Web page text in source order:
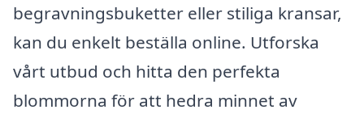
begravningsbuketter eller stiliga kransar,
kan du enkelt beställa online. Utforska
vårt utbud och hitta den perfekta
blommorna för att hedra minnet av